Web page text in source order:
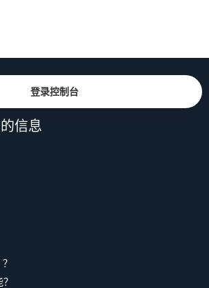
登录控制台
信息